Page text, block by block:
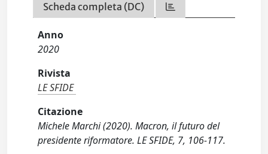
Scheda completa (DC)
Anno
2020
Rivista
LE SFIDE
Citazione
Michele Marchi (2020). Macron, il futuro del
presidente riformatore. LE SFIDE, 7, 106-117.